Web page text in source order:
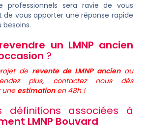
professionnels sera ravie de vous
vous apporter une réponse rapide
revendre un LMNP ancien
?
de revente de LMNP ancienou
plus, contactez nous dés
uneestimationen 48h !
définitions associées à
LMNP Bouvard